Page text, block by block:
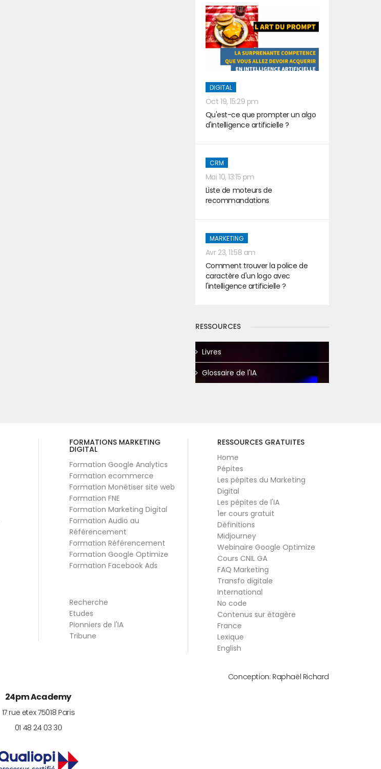
DIGITAL
Oct 19, 15:29 pm
Qu'est-ce que prompter un algo
d'intelligence artificielle ?
CRM
Mai 10, 13:15 pm
Liste de moteurs de
recommandations
MARKETING
Avr 23, 11:58 am
Comment trouver la police de
caractère d'un logo avec
l'intelligence artificielle ?
RESSOURCES
Livres
Glossaire de l'IA
FORMATIONS MARKETING
DIGITAL
Formation Google Analytics
Formation ecommerce
Formation Monétiser site web
Formation FNE
Formation Marketing Digital
Formation Audio au
Référencement
Formation Référencement
Formation Google Optimize
Formation Facebook Ads
Recherche
Etudes
Pionniers de l'IA
Tribune
RESSOURCES GRATUITES
Home
Pépites
Les pépites du Marketing
Digital
Les pépites de l'IA
1er cours gratuit
Définitions
Midjourney
Webinaire Google Optimize
Cours CNIL GA
FAQ Marketing
Transfo digitale
International
No code
Contenus sur étagère
France
Lexique
English
Conception: Raphaël Richard
24pm Academy
17 rue etex 75018 Paris
01 48 24 03 30